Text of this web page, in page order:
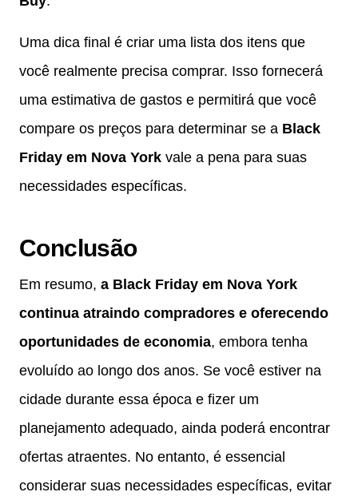
Uma dica final é criar uma lista dos itens que
você realmente precisa comprar. Isso fornecerá
uma estimativa de gastos e permitirá que você
compare os preços para determinar se a Black
Friday em Nova York vale a pena para suas
necessidades específicas.
Conclusão
Em resumo, a Black Friday em Nova York
continua atraindo compradores e oferecendo
oportunidades de economia, embora tenha
evoluído ao longo dos anos. Se você estiver na
cidade durante essa época e fizer um
planejamento adequado, ainda poderá encontrar
ofertas atraentes. No entanto, é essencial
considerar suas necessidades específicas, evitar